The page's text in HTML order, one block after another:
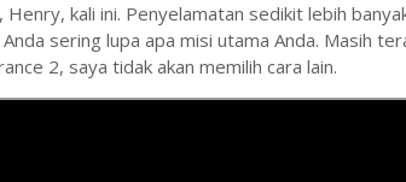
kali ini. Penyelamatan sedikit lebih
sering lupa apa misi utama Anda. Masih
2, saya tidak akan memilih cara lain.